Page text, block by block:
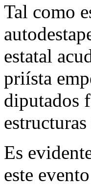
Tal como
estatal
priísta
diputados
Es
este